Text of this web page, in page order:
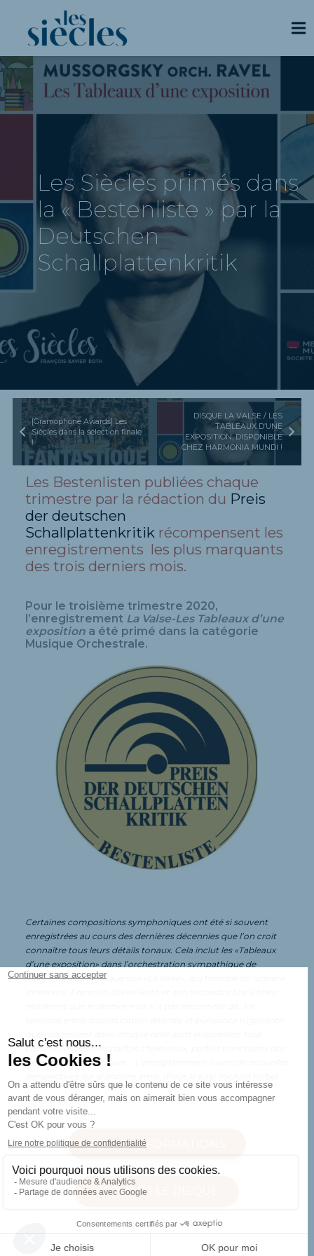
Les Siècles primés dans
la « Bestenliste » par la
Deutschen
Schallplattenkritik
[Gramophone Awards] Les
Siècles dans la sélection finale
!
DISQUE LA VALSE / LES
TABLEAUX D’UNE
EXPOSITION, DISPONIBLE
CHEZ HARMONIA MUNDI !
Les Bestenlisten publiées chaque
trimestre par la rédaction du Preis
der deutschen
Schallplattenkritik récompensent les
enregistrements les plus marquants
des trois derniers mois.
Pour le troisième trimestre 2020,
l’enregistrement La Valse-Les Tableaux d’une
exposition a été primé dans la catégorie
Musique Orchestrale.
Certaines compositions symphoniques ont été si souvent
enregistrées au cours des dernières décennies que l’on croit
connaître tous leurs détails tonaux. Cela inclut les «Tableaux
d’une exposition» dans l’orchestration sympathique de
Maurice Ravel ainsi que son «La Valse», qui tremble de lumière
comme les timbres parfois chaleureux, parfois tranchants des
instruments historiques. . L’enregistrement ouvre de nouvelles
PLUS D’INFORMATIONS
ECOUTER LE DISQUE